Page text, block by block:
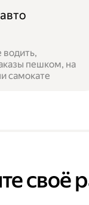
водить,
пешком, на
самокате
своё